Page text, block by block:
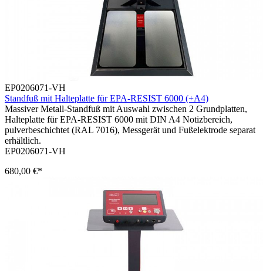
EP0206071-VH
Standfuß mit Halteplatte für EPA-RESIST 6000 (+A4)
Massiver Metall-Standfuß mit Auswahl zwischen 2 Grundplatten,
Halteplatte für EPA-RESIST 6000 mit DIN A4 Notizbereich,
pulverbeschichtet (RAL 7016), Messgerät und Fußelektrode separat
erhältlich.
EP0206071-VH
680,00 €*